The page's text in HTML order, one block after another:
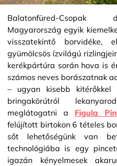
Balatonfüred-Csopak
Magyarország egyik
visszatekintő borvidéke,
gyümölcsös ízvilágú
kerékpártúra során hova is
számos neves borászatnak
– ugyan kisebb kitérőkkel
bringakörútról
meglátogatni a Figula
felújított birtokon 6 tételes
sőt lehetőségünk van
technológiába is egy
igazán kényelmesek